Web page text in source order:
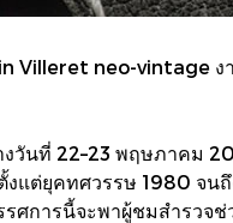
Villeret neo-vintage
นที่ 22–23 พฤษภาคม
แต่ยุคทศวรรษ 1980 จ
การนี้จะพาผู้ชมสำรวจ